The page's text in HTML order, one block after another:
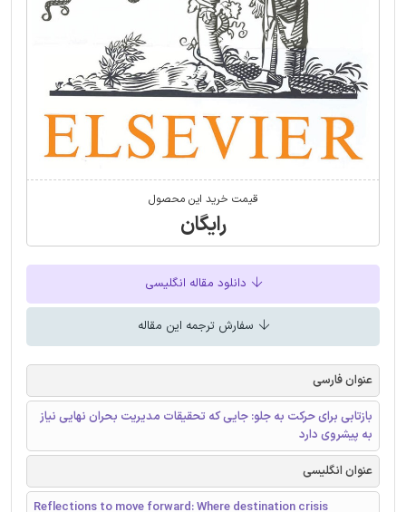
قیمت خرید این محصول
رایگان
دانلود مقاله انگلیسی
سفارش ترجمه این مقاله
عنوان فارسی
بازتابی برای حرکت به جلو: جایی که تحقیقات مدیریت بحران نهایی نیاز
به پیشروی دارد
عنوان انگلیسی
Reflections to move forward: Where destination crisis